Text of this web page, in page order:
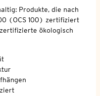
Produkte, die nach
(OCS 100) zertifiziert
ökologisch